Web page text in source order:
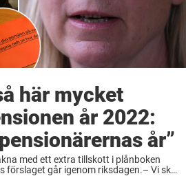
här mycket
år 2022:
år”
med ett extra tillskott i plånboken
förslaget går igenom riksdagen.– Vi ska